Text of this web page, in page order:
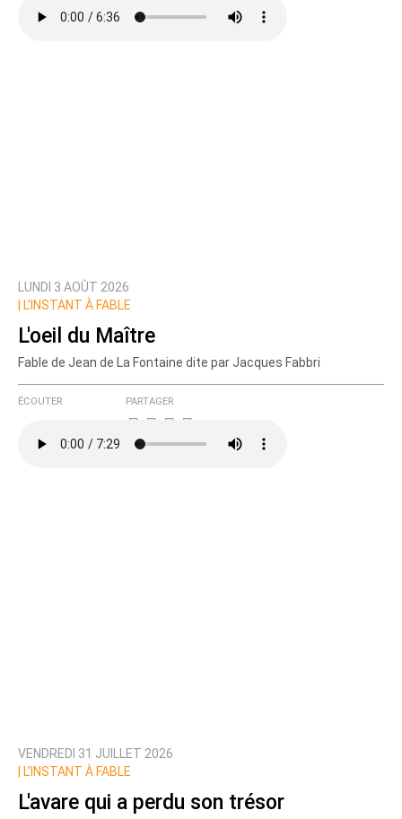
LUNDI 3 AOÛT 2026
L’INSTANT À FABLE
L'oeil du Maître
Fable de Jean de La Fontaine dite par Jacques Fabbri
ÉCOUTER PARTAGER
VENDREDI 31 JUILLET 2026
L’INSTANT À FABLE
L'avare qui a perdu son trésor